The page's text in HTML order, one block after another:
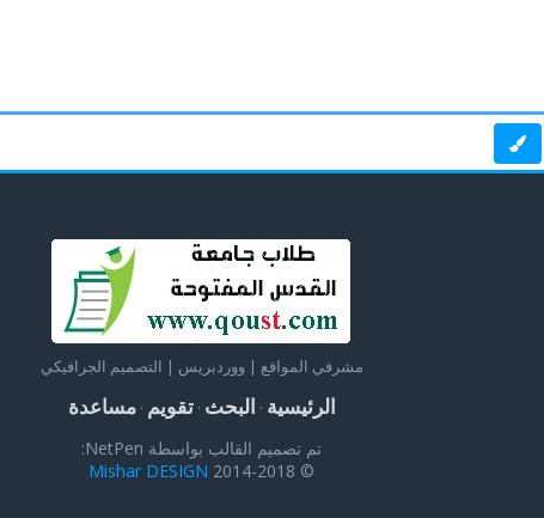
مشرفي المواقع | ووردبريس | التصميم الجرافيكي
الرئيسية · البحث ·تقويم ·مساعدة
تم تصميم القالب بواسطة NetPen:
© 2014-2018